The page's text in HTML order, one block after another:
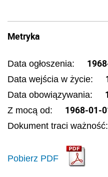
Metryka
Data ogłoszenia:
Data wejścia w życie:
Data obowiązywania:
Z mocą od: 1968-01-
Dokument traci ważność:
Pobierz PDF